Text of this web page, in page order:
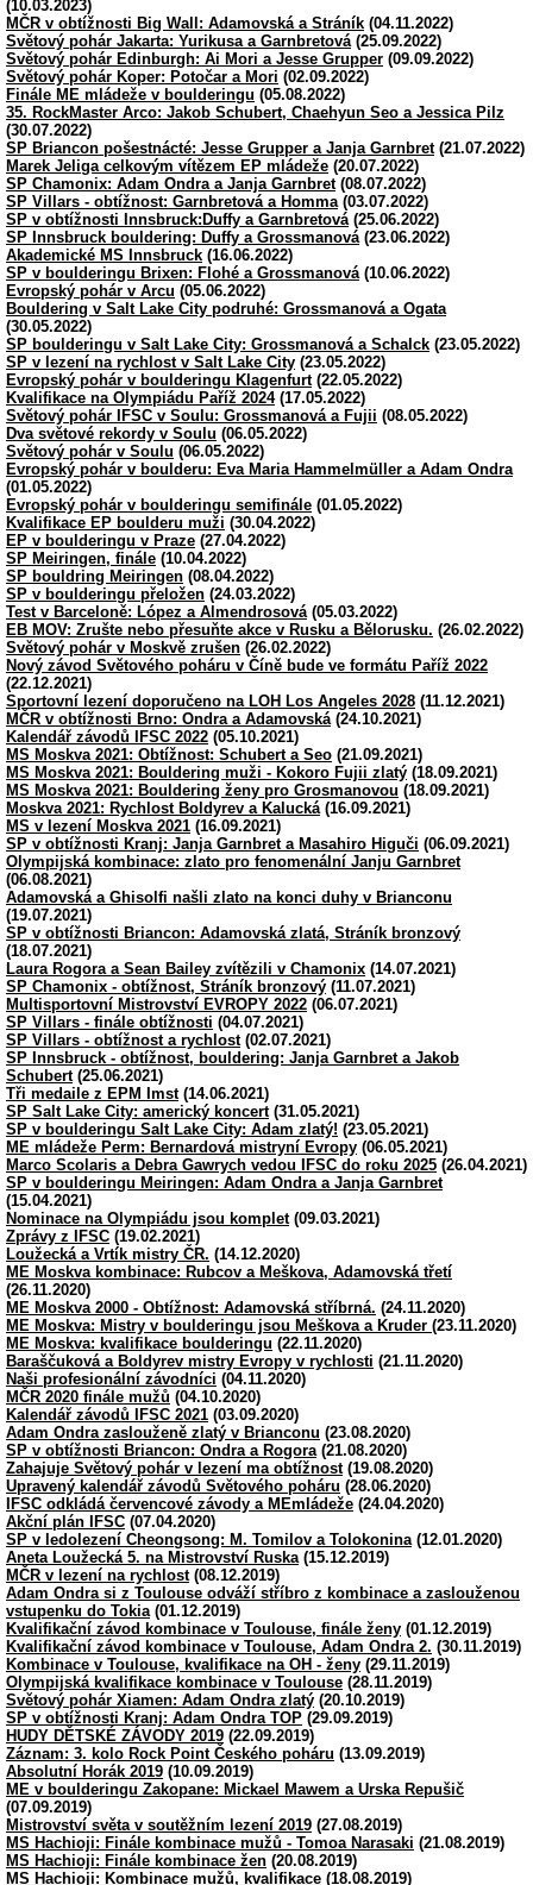
(10.03.2023)
MČR v obtížnosti Big Wall: Adamovská a Stráník (04.11.2022)
Světový pohár Jakarta: Yurikusa a Garnbretová(25.09.2022)
Světový pohár Edinburgh: Ai Mori a Jesse Grupper (09.09.2022)
Světový pohár Koper: Potočar a Mori (02.09.2022)
Finále ME mládeže v boulderingu (05.08.2022)
35. RockMaster Arco: Jakob Schubert, Chaehyun Seo a Jessica Pilz
(30.07.2022)
SP Briancon pošestnácté: Jesse Grupper a Janja Garnbret(21.07.2022)
Marek Jeliga celkovým vítězem EP mládeže (20.07.2022)
SP Chamonix: Adam Ondra a Janja Garnbret(08.07.2022)
SP Villars - obtížnost: Garnbretová a Homma(03.07.2022)
SP v obtížnosti Innsbruck:Duffy a Garnbretová(25.06.2022)
SP Innsbruck bouldering: Duffy a Grossmanová(23.06.2022)
Akademické MS Innsbruck (16.06.2022)
SP v boulderingu Brixen: Flohé a Grossmanová(10.06.2022)
Evropský pohár v Arcu (05.06.2022)
Bouldering v Salt Lake City podruhé: Grossmanová a Ogata
(30.05.2022)
SP boulderingu v Salt Lake City: Grossmanová a Schalck (23.05.2022)
SP v lezení na rychlost v Salt Lake City (23.05.2022)
Evropský pohár v boulderingu Klagenfurt(22.05.2022)
Kvalifikace na Olympiádu Paříž 2024(17.05.2022)
Světový pohár IFSC v Soulu: Grossmanová a Fujii (08.05.2022)
Dva světové rekordy v Soulu (06.05.2022)
Světový pohár v Soulu (06.05.2022)
Evropský pohár v boulderu: Eva Maria Hammelmüller a Adam Ondra
(01.05.2022)
Evropský pohár v boulderingu semifinále (01.05.2022)
Kvalifikace EP boulderu muži (30.04.2022)
EP v boulderingu v Praze (27.04.2022)
SP Meiringen, finále (10.04.2022)
SP bouldring Meiringen (08.04.2022)
SP v boulderingu přeložen (24.03.2022)
Test v Barceloně: López a Almendrosová(05.03.2022)
EB MOV: Zrušte nebo přesuňte akce v Rusku a Bělorusku. (26.02.2022)
Světový pohár v Moskvě zrušen (26.02.2022)
Nový závod Světového poháru v Číně bude ve formátu Paříž 2022
(22.12.2021)
Sportovní lezení doporučeno na LOH Los Angeles 2028 (11.12.2021)
MČR v obtížnosti Brno: Ondra a Adamovská(24.10.2021)
Kalendář závodů IFSC 2022 (05.10.2021)
MS Moskva 2021: Obtížnost: Schubert a Seo (21.09.2021)
MS Moskva 2021: Bouldering muži - Kokoro Fujii zlatý (18.09.2021)
MS Moskva 2021: Bouldering ženy pro Grosmanovou (18.09.2021)
Moskva 2021: Rychlost Boldyrev a Kalucká(16.09.2021)
MS v lezení Moskva 2021 (16.09.2021)
SP v obtížnosti Kranj: Janja Garnbret a Masahiro Higuči (06.09.2021)
Olympijská kombinace: zlato pro fenomenální Janju Garnbret
(06.08.2021)
Adamovská a Ghisolfi našli zlato na konci duhy v Brianconu
(19.07.2021)
SP v obtížnosti Briancon: Adamovská zlatá, Stráník bronzový
(18.07.2021)
Laura Rogora a Sean Bailey zvítězili v Chamonix (14.07.2021)
SP Chamonix - obtížnost, Stráník bronzový (11.07.2021)
Multisportovní Mistrovství EVROPY 2022 (06.07.2021)
SP Villars - finále obtížnosti (04.07.2021)
SP Villars - obtížnost a rychlost(02.07.2021)
SP Innsbruck - obtížnost, bouldering: Janja Garnbret a Jakob
Schubert(25.06.2021)
Tři medaile z EPM Imst(14.06.2021)
SP Salt Lake City: americký koncert(31.05.2021)
SP v boulderingu Salt Lake City: Adam zlatý! (23.05.2021)
ME mládeže Perm: Bernardová mistryní Evropy (06.05.2021)
Marco Scolaris a Debra Gawrych vedou IFSC do roku 2025 (26.04.2021)
SP v boulderingu Meiringen: Adam Ondra a Janja Garnbret
(15.04.2021)
Nominace na Olympiádu jsou komplet(09.03.2021)
Zprávy z IFSC (19.02.2021)
Loužecká a Vrtík mistry ČR. (14.12.2020)
ME Moskva kombinace: Rubcov a Meškova, Adamovská třetí
(26.11.2020)
ME Moskva 2000 - Obtížnost: Adamovská stříbrná. (24.11.2020)
ME Moskva: Mistry v boulderingu jsou Meškova a Kruder (23.11.2020)
ME Moskva: kvalifikace boulderingu (22.11.2020)
Baraščuková a Boldyrev mistry Evropy v rychlosti (21.11.2020)
Naši profesionální závodníci (04.11.2020)
MČR 2020 finále mužů (04.10.2020)
Kalendář závodů IFSC 2021 (03.09.2020)
Adam Ondra zaslouženě zlatý v Brianconu (23.08.2020)
SP v obtížnosti Briancon: Ondra a Rogora(21.08.2020)
Zahajuje Světový pohár v lezení ma obtížnost(19.08.2020)
Upravený kalendář závodů Světového poháru (28.06.2020)
IFSC odkládá červencové závody a MEmládeže (24.04.2020)
Akční plán IFSC (07.04.2020)
SP v ledolezení Cheongsong: M. Tomilov a Tolokonina(12.01.2020)
Aneta Loužecká 5. na Mistrovství Ruska(15.12.2019)
MČR v lezení na rychlost(08.12.2019)
Adam Ondra si z Toulouse odváží stříbro z kombinace a zaslouženou
vstupenku do Tokia(01.12.2019)
Kvalifikační závod kombinace v Toulouse, finále ženy (01.12.2019)
Kvalifikační závod kombinace v Toulouse, Adam Ondra 2. (30.11.2019)
Kombinace v Toulouse, kvalifikace na OH - ženy (29.11.2019)
Olympijská kvalifikace kombinace v Toulouse (28.11.2019)
Světový pohár Xiamen: Adam Ondra zlatý (20.10.2019)
SP v obtížnosti Kranj: Adam Ondra TOP (29.09.2019)
HUDY DĚTSKÉ ZÁVODY 2019 (22.09.2019)
Záznam: 3. kolo Rock Point Českého poháru (13.09.2019)
Absolutní Horák 2019 (10.09.2019)
ME v boulderingu Zakopane: Mickael Mawem a Urska Repušič
(07.09.2019)
Mistrovství světa v soutěžním lezení 2019 (27.08.2019)
MS Hachioji: Finále kombinace mužů - Tomoa Narasaki (21.08.2019)
MS Hachioji: Finále kombinace žen (20.08.2019)
MS Hachioji: Kombinace mužů, kvalifikace (18.08.2019)